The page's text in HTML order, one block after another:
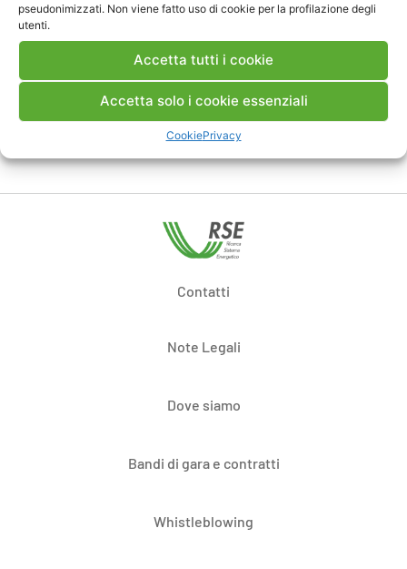
pseudonimizzati. Non viene fatto uso di cookie per la profilazione degli
utenti.
Accetta tutti i cookie
Accetta solo i cookie essenziali
CookiePrivacy
Commenti
Pubblica un commento
Contatti
Note Legali
Dove siamo
Bandi di gara e contratti
Whistleblowing